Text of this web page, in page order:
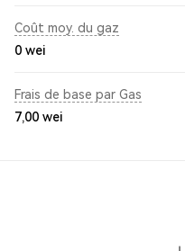
Coût moy. du gaz
0 wei
Frais de base par Gas
7,00 wei